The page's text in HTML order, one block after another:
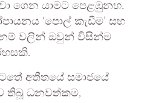
ගෙන යාමට පෙළඹුනහ.
‘පොල් කැඩීම’ සහ
නම් වලින් ඔවුන් විසින්ම
අතීතයේ සමාජයේ
තිබූ ධනවත්කම,